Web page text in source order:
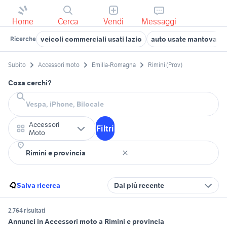
Home Cerca Vendi Messaggi
Ricerche veicoli commerciali usati lazio auto usate mantova
Subito Accessori moto Emilia-Romagna Rimini (Prov)
Cosa cerchi?
Accessori
Moto
Filtri
Salva ricerca Dal più recente
2.764 risultati
Annunci in Accessori moto a Rimini e provincia